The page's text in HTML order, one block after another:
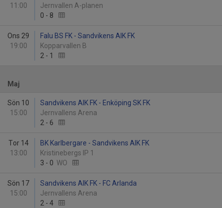
11:00
Jernvallen A-planen
0 - 8
Ons 29
19:00
Falu BS FK - Sandvikens AIK FK
Kopparvallen B
2 - 1
Maj
Sön 10
15:00
Sandvikens AIK FK - Enköping SK FK
Jernvallens Arena
2 - 6
Tor 14
13:00
BK Karlbergare - Sandvikens AIK FK
Kristinebergs IP 1
3 - 0 WO
Sön 17
15:00
Sandvikens AIK FK - FC Arlanda
Jernvallens Arena
2 - 4